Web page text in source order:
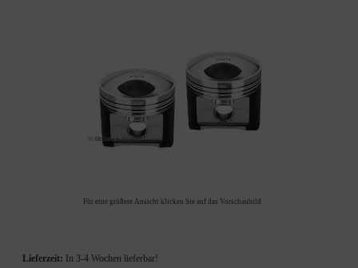
Für eine größere Ansicht klicken Sie auf das Vorschaubild
Lieferzeit:
In 3-4 Wochen lieferbar!